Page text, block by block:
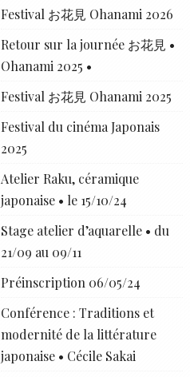
Festival お花見 Ohanami 2026
Retour sur la journée お花見 •
Ohanami 2025 •
Festival お花見 Ohanami 2025
Festival du cinéma Japonais
2025
Atelier Raku, céramique
japonaise • le 15/10/24
Stage atelier d’aquarelle • du
21/09 au 09/11
Préinscription 06/05/24
Conférence : Traditions et
modernité de la littérature
japonaise • Cécile Sakai